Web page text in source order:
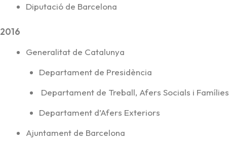
Diputació de Barcelona
2016
Generalitat de Catalunya
Departament de Presidència
Departament de Treball, Afers Socials i Famílies
Departament d’Afers Exteriors
Ajuntament de Barcelona